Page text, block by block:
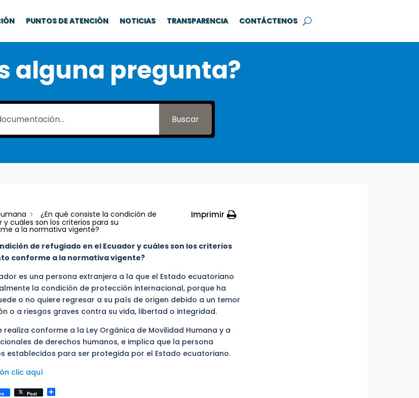
PUNTOS DE ATENCIÓN NOTICIAS TRANSPARENCIA CONTÁCTENOS
alguna pregunta?
Buscar
¿En qué consiste la condición de
cuáles son los criterios para su
a la normativa vigente?
Imprimir
de refugiado en el Ecuador y cuáles son los criterios
conforme a la normativa vigente?
es una persona extranjera a la que el Estado ecuatoriano
la condición de protección internacional, porque ha
o no quiere regresar a su país de origen debido a un temor
o a riesgos graves contra su vida, libertad o integridad.
realiza conforme a la Ley Orgánica de Movilidad Humana y a
de derechos humanos, e implica que la persona
establecidos para ser protegida por el Estado ecuatoriano.
clic aquí
Post